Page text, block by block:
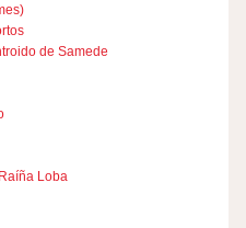
de Samede
Loba